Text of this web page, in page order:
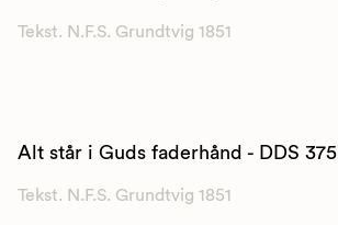
Tekst. N.F.S. Grundtvig 1851
Alt står i Guds faderhånd - DDS 375
Tekst. N.F.S. Grundtvig 1851